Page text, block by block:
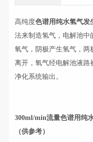
高纯度色谱用纯水氢气发
法来制造氢气，电解池中
氧气，阴极产生氢气，两
离开，氧气经电解池液路
净化系统输出。
300ml/min流量色谱用纯
（供参考）